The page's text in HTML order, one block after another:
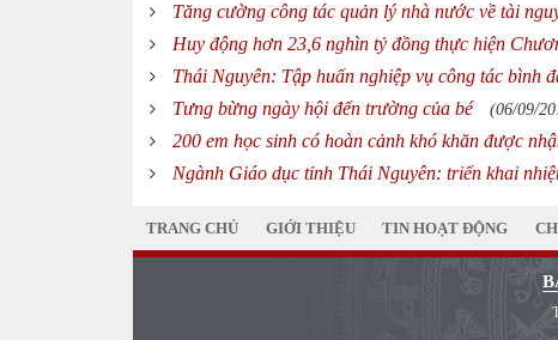
Tăng cường công tác quản lý nhà nước về tài
Huy động hơn 23,6 nghìn tỷ đồng thực hiện
Thái Nguyên: Tập huấn nghiệp vụ công tác bình
Tưng bừng ngày hội đến trường của bé (06/09/
200 em học sinh có hoàn cảnh khó khăn được
Ngành Giáo dục tỉnh Thái Nguyên: triển khai
TRANG CHỦ GIỚI THIỆU TIN HOẠT ĐỘNG